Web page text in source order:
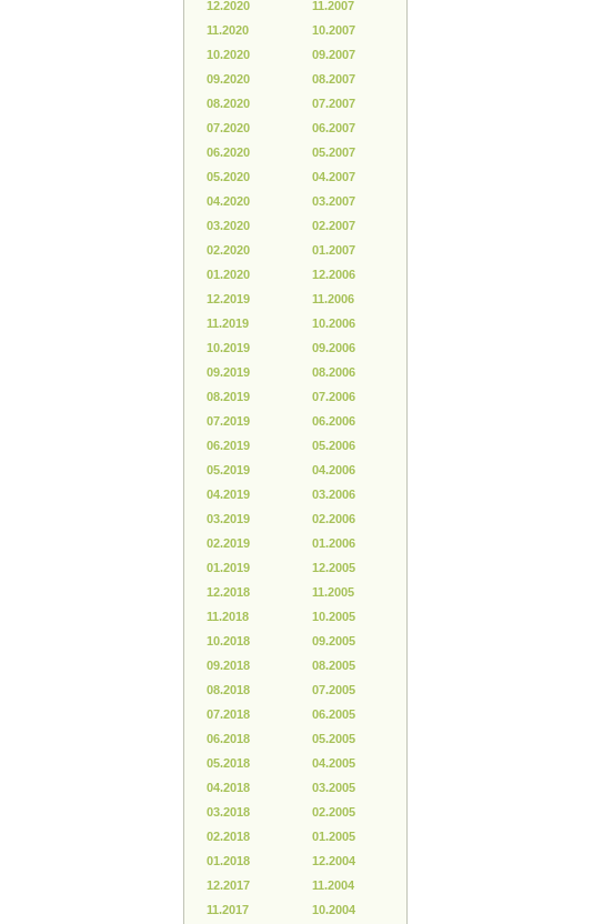
12.2020
11.2020
10.2020
09.2020
08.2020
07.2020
06.2020
05.2020
04.2020
03.2020
02.2020
01.2020
12.2019
11.2019
10.2019
09.2019
08.2019
07.2019
06.2019
05.2019
04.2019
03.2019
02.2019
01.2019
12.2018
11.2018
10.2018
09.2018
08.2018
07.2018
06.2018
05.2018
04.2018
03.2018
02.2018
01.2018
12.2017
11.2017
11.2007
10.2007
09.2007
08.2007
07.2007
06.2007
05.2007
04.2007
03.2007
02.2007
01.2007
12.2006
11.2006
10.2006
09.2006
08.2006
07.2006
06.2006
05.2006
04.2006
03.2006
02.2006
01.2006
12.2005
11.2005
10.2005
09.2005
08.2005
07.2005
06.2005
05.2005
04.2005
03.2005
02.2005
01.2005
12.2004
11.2004
10.2004